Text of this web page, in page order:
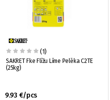
(1)
SAKRET Fke Flīžu Līme Pelēka C2TE
(25kg)
9.93 €/pcs